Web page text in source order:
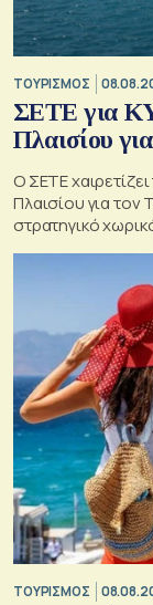
ΤΟΥΡΙΣΜΟΣ
ΣΕΤΕ για
Πλαισίου
Ο ΣΕΤΕ
Πλαισίου για τον
στρατηγικό
ΤΟΥΡΙΣΜΟΣ